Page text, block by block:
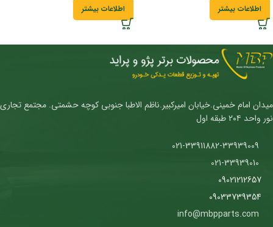
اطلاعات بیشتر اطلاعات بیشتر
میدان امام خمینی.خیابان امیرکبیر.ناظم الاطبا جنوبی کوچه حشمتی. مجتمع تجاری
نور واحد ۲۰۴ طبقه اول
09021212657
09033739354